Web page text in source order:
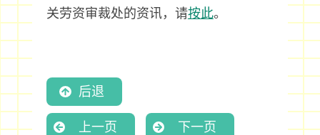
关劳资审裁处的资讯，请按此。
后退
上一页 下一页